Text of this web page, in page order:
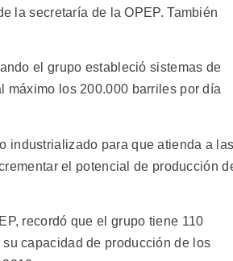
la secretaría de la OPEP. También
el grupo estableció sistemas de
máximo los 200.000 barriles por día
industrializado para que atienda a
el potencial de producción
recordó que el grupo tiene 110
capacidad de producción de los